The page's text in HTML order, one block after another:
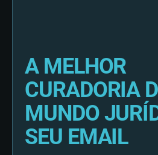
A MELHOR
CURADORIA
MUNDO
SEU EMAIL